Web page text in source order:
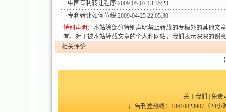
·中国专利转让程序 2009-05-07 13:35:23
·专利转让如何节税 2009-04-25 22:05:30
特别声明 ：本站除部分特别声明禁止转载的专稿外的其他文
有。对于被本站转载文章的个人和网站，我们表示深深的谢
相关评论
关于我们
免责
广告刊登热线：18610023907（24